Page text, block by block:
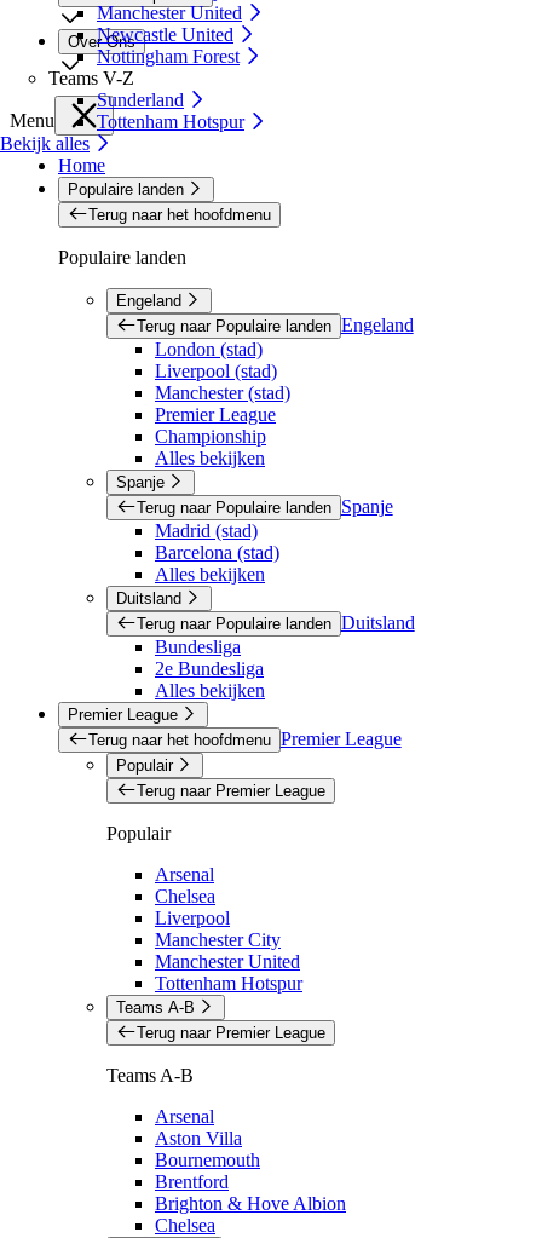
Manchester United
Newcastle United
Nottingham Forest
Teams V-Z
Sunderland
Tottenham Hotspur
Bekijk alles
Over Ons
Menu
Home
Populaire landen
Terug naar het hoofdmenu
Populaire landen
Engeland
Terug naar Populaire landen Engeland
London (stad)
Liverpool (stad)
Manchester (stad)
Premier League
Championship
Alles bekijken
Spanje
Terug naar Populaire landen
Spanje
Madrid (stad)
Barcelona (stad)
Alles bekijken
Duitsland
Terug naar Populaire landen Duitsland
Bundesliga
2e Bundesliga
Alles bekijken
Premier League
Terug naar het hoofdmenu Premier League
Populair
Terug naar Premier League
Populair
Arsenal
Chelsea
Liverpool
Manchester City
Manchester United
Tottenham Hotspur
Teams A-B
Terug naar Premier League
Teams A-B
Arsenal
Aston Villa
Bournemouth
Brentford
Brighton & Hove Albion
Chelsea